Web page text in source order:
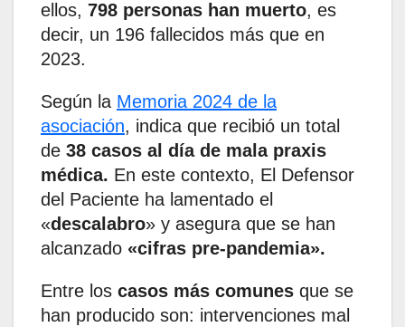
ellos, 798 personas han muerto, es
decir, un 196 fallecidos más que en
2023.
Según la Memoria 2024 de la
asociación, indica que recibió un total
de 38 casos al día de mala praxis
médica. En este contexto, El Defensor
del Paciente ha lamentado el
«descalabro» y asegura que se han
alcanzado «cifras pre-pandemia».
Entre los casos más comunes que se
han producido son: intervenciones mal